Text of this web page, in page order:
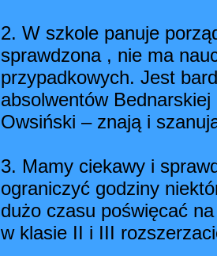
2. W szkole panuje
sprawdzona , nie ma
przypadkowych. Jest
absolwentów
Owsiński – znają i
3. Mamy ciekawy i
ograniczyć godziny
dużo czasu poświęcać
w klasie II i III